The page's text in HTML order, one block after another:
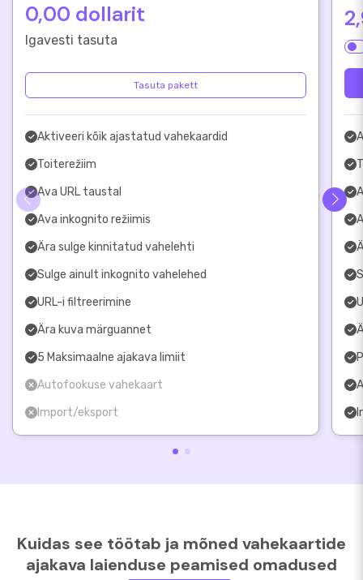
0,00 dollarit
Igavesti tasuta
Tasuta pakett
Aktiveeri kõik ajastatud vahekaardid
Toiterežiim
Ava URL taustal
Ava inkognito režiimis
Ära sulge kinnitatud vahelehti
Sulge ainult inkognito vahelehed
URL-i filtreerimine
Ära kuva märguannet
5 Maksimaalne ajakava limiit
Autofookuse vahekaart
Import/eksport
Kuidas see töötab ja mõned vahekaartide
ajakava laienduse peamised omadused